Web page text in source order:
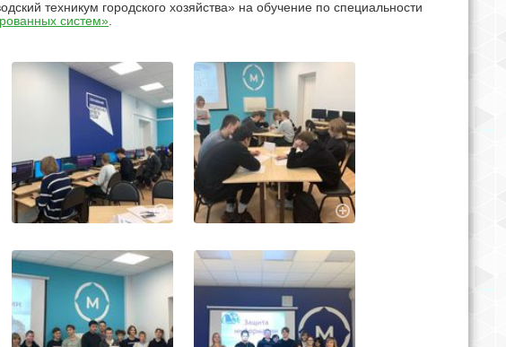
техникум городского хозяйства» на обучение по специальности
систем».